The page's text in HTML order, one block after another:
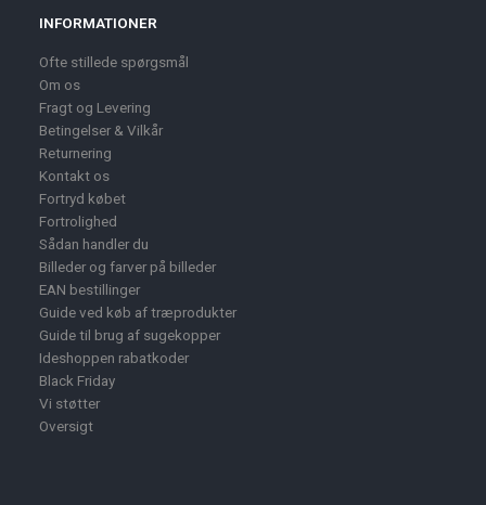
INFORMATIONER
Ofte stillede spørgsmål
Om os
Fragt og Levering
Betingelser & Vilkår
Returnering
Kontakt os
Fortryd købet
Fortrolighed
Sådan handler du
Billeder og farver på billeder
EAN bestillinger
Guide ved køb af træprodukter
Guide til brug af sugekopper
Ideshoppen rabatkoder
Black Friday
Vi støtter
Oversigt